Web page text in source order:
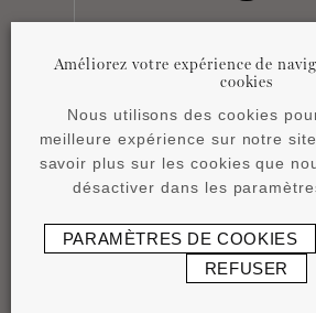
Notice de pose
pdf 0,43 MB
Améliorez votre expérience de
cookies
Nous utilisons des cookies
meilleure expérience sur notre
savoir plus sur les cookies que
désactiver dans les
PARAMÈTRES DE COOKIES
REFUSER